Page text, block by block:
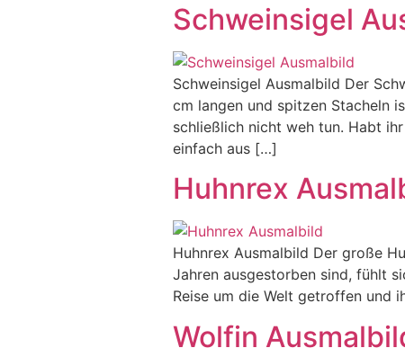
Schweinsigel
Schweinsigel Ausmalbild Der
cm langen und spitzen Stacheln
schließlich nicht weh tun. Habt
einfach aus […]
Huhnrex
Huhnrex Ausmalbild Der große
Jahren ausgestorben sind, fühlt
Reise um die Welt getroffen und
Wolfin